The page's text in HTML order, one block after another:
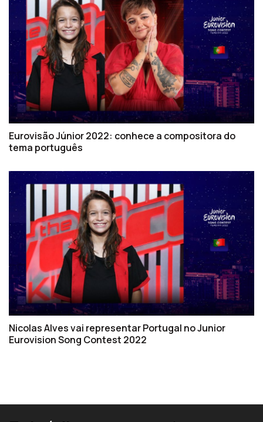
Eurovisão Júnior 2022: conhece a compositora do
tema português
Nicolas Alves vai representar Portugal no Junior
Eurovision Song Contest 2022